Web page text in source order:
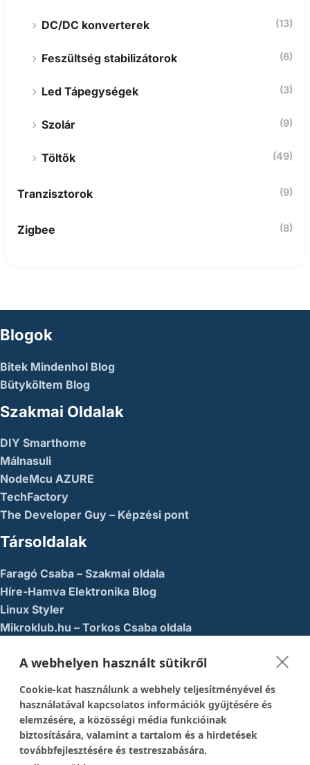
DC/DC konverterek (13)
Feszültség stabilizátorok (6)
Led Tápegységek (3)
Szolár (9)
Töltők (49)
Tranzisztorok (9)
Zigbee (8)
Blogok
Bitek Mindenhol Blog
Bütyköltem Blog
Szakmai Oldalak
DIY Smarthome
Málnasuli
NodeMcu AZURE
TechFactory
The Developer Guy – Képzési pont
Társoldalak
Faragó Csaba – Szakmai oldala
Híre-Hamva Elektronika Blog
Linux Styler
Mikroklub.hu – Torkos Csaba oldala
Közösségi Média
1337-es menedék – Youtube
Easy Arduno Channel – Youtube
Magyar Arduino Csoport – Facebook
Magyar Arduino Labor – Facebook
A webhelyen használt sütikről
Cookie-kat használunk a webhely teljesítményével és
használatával kapcsolatos információk gyűjtésére és
elemzésére, a közösségi média funkcióinak
biztosítására, valamint a tartalom és a hirdetések
továbbfejlesztésére és testreszabására.